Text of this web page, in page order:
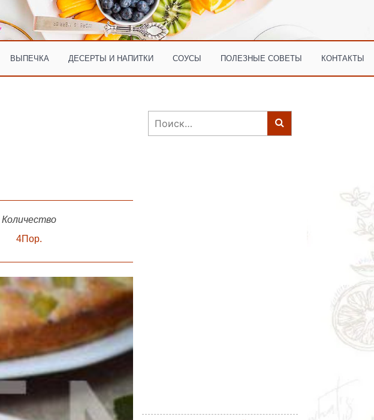
ВЫПЕЧКА ДЕСЕРТЫ И НАПИТКИ СОУСЫ ПОЛЕЗНЫЕ СОВЕТЫ КОНТАКТЫ
Количество
4Пор.
Найти: